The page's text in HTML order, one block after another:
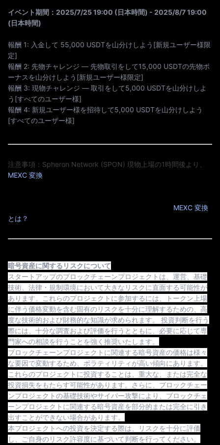
イベント期間：2025/7/25 19:00 (日本時間) - 2025/8/7 19:00
(日本時間)
報酬 1: 入金して 55,000 USDTを山分けしよう[新規ユーザー様限
定]
報酬 2: 先物チャレンジ — 先物取引をして15,000 USDTの先物ボ
ーナスを山分けしよう[新規ユーザー様限定]
報酬 3: 現物チャレンジ — 取引をして5,000 USDTを山分けしよ
う[すべてのユーザー様]
報酬 4: 新規ユーザー様を招待して5,000 USDTを山分けしよう
[すべてのユーザー様]
注意事項：Spheron Network (SPON) 現物上場の1時間後より、
MEXC 変換
MEXC 変換
とは？
暗号資産に関するリスクについて
スタートアップのブロックチェーンプロジェクトは、運営、基礎
技術、法律・規制環境において大きなリスクに直面する可能性が
あります。これらのプロジェクトに参加するには、トークン上場
に伴う価格変動を含む固有のリスクを十分に理解するための、高
度な技術的および財務的な知識が求められます。 投資判断を行う
際には、十分な調査および評価を行うとともに、必要に応じて専
門家への相談を行うことを強く推奨いたします。
ブロックチェーンプロジェクトに関連する暗号資産の価格は様々
な要因で変動するため、ボラティリティが高い傾向にあります。
これらのプロジェクトに投資することは、重大な、または完全な
投資損失をもたらす可能性があります。さらに、ブロックチェー
ンプロジェクトの基礎技術やサイバー攻撃により、ブロックチェ
ーンプロジェクトに関連する暗号資産を部分的または完全に引き
出すことができない場合があります。
本プロジェクトへの投資を決定する際は、リスクを十分に評価
し、ご自身のリスク許容度に基づいて判断を行ってください。
E